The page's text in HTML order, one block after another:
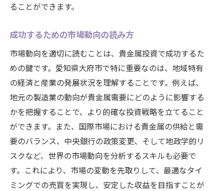
ることができます。
成功するための市場動向の読み方
市場動向を適切に読むことは、貴金属投資で成功するた
めの鍵です。愛知県大府市で特に重要なのは、地域特有
の経済と産業の発展状況を理解することです。例えば、
地元の製造業の動向が貴金属需要にどのように影響する
かを把握することで、より的確な投資戦略を立てること
ができます。また、国際市場における貴金属の供給と需
要のバランス、中央銀行の政策変更、そして地政学的リ
スクなど、世界の市場動向を分析するスキルも必要で
す。これにより、市場の変動を先取りして、最適なタイ
ミングでの売買を実現し、安定した収益を目指すことが